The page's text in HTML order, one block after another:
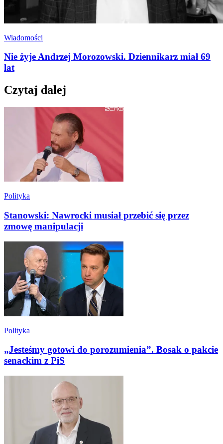
Wiadomości
Nie żyje Andrzej Morozowski. Dziennikarz miał 69
lat
Czytaj dalej
Polityka
Stanowski: Nawrocki musiał przebić się przez
zmowę manipulacji
Polityka
„Jesteśmy gotowi do porozumienia”. Bosak o pakcie
senackim z PiS